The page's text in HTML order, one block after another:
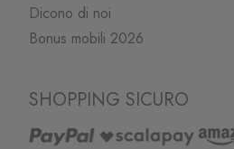
Dicono di noi
Bonus mobili 2026
SHOPPING SICURO